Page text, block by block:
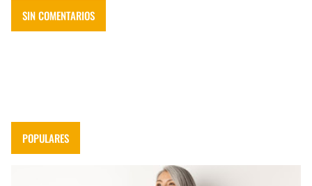
SIN COMENTARIOS
POPULARES